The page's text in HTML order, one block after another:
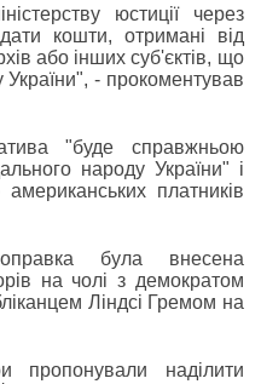
юстиції через
кошти, отримані від
або інших суб'єктів, що
України", - прокоментував
"буде справжньою
народу України" і
платників
була внесена
на чолі з демократом
Ліндсі Гремом на
пропонували наділити